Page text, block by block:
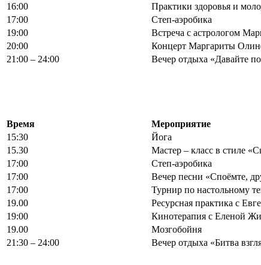
16:00
Практики здоровья и
17:00
Степ-аэробика
19:00
Встреча с астрологом
20:00
Концерт Маргариты
21:00 – 24:00
Вечер отдыха «Давайте
Время Мероприятие
15:30
Йога
15.30
Мастер – класс в стиле
17:00
Степ-аэробика
17:00
Вечер песни «Споёмте,
17:00
Турнир по настольному
19.00
Ресурсная практика с
19:00
Кинотерапия с Еленой
19.00
Мозгобойня
21:30 – 24:00
Вечер отдыха «Битва